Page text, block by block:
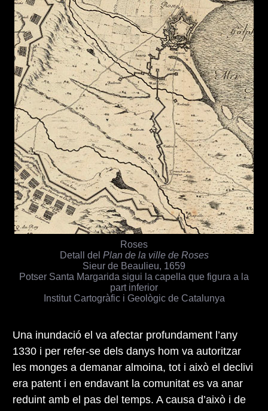
Roses
Detall del Plan de la ville de Roses
Sieur de Beaulieu, 1659
Potser Santa Margarida sigui la capella que figura a la
part inferior
Institut Cartogràfic i Geològic de Catalunya
Una inundació el va afectar profundament l’any
1330 i per refer-se dels danys hom va autoritzar
les monges a demanar almoina, tot i això el declivi
era patent i en endavant la comunitat es va anar
reduint amb el pas del temps. A causa d’això i de